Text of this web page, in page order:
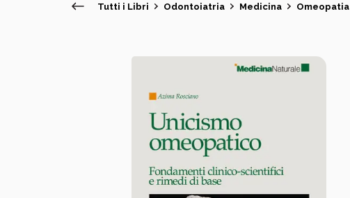
Tutti i Libri Odontoiatria Medicina Omeopatia